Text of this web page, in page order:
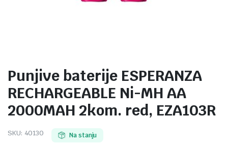
Punjive baterije ESPERANZA
RECHARGEABLE Ni-MH AA
2000MAH 2kom. red, EZA103R
SKU: 40130 Na stanju